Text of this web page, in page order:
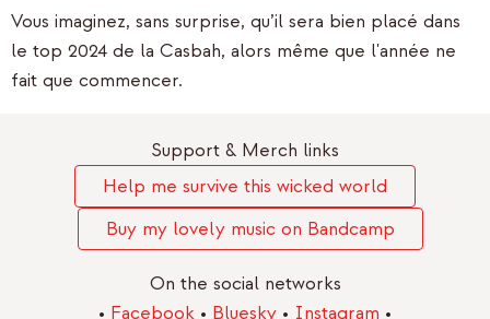
Vous imaginez, sans surprise, qu’il sera bien placé dans
le top 2024 de la Casbah, alors même que l'année ne
fait que commencer.
Support & Merch links
Help me survive this wicked world
Buy my lovely music on Bandcamp
On the social networks
• Facebook • Bluesky • Instagram •